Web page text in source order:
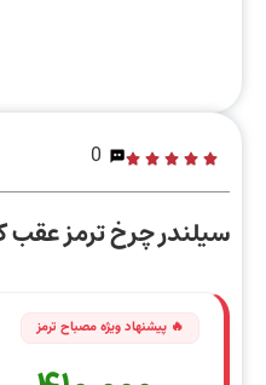
0
سیلندر چرخ ترمز عقب